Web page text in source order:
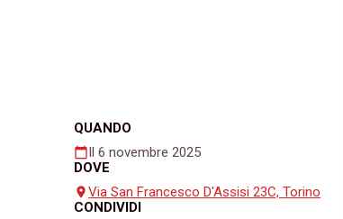
QUANDO
calendar_todayIl 6 novembre 2025
DOVE
placeVia San Francesco D'Assisi 23C, Torino
CONDIVIDI